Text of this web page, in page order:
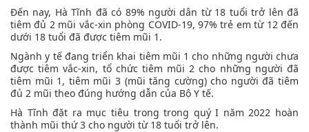
Đến nay, Hà Tĩnh đã có 89% người dân từ 18 tuổi trở lên đã
tiêm đủ 2 mũi vắc-xin phòng COVID-19, 97% trẻ em từ 12 đến
dưới 18 tuổi đã được tiêm mũi 1.
Ngành y tế đang triển khai tiêm mũi 1 cho những người chưa
được tiêm vắc-xin, tổ chức tiêm mũi 2 cho những người đã
tiêm mũi 1, tiêm mũi 3 (mũi tăng cường) cho người đã tiêm
đủ 2 mũi theo đúng hướng dẫn của Bộ Y tế.
Hà Tĩnh đặt ra mục tiêu trong trong quý I năm 2022 hoàn
thành mũi thứ 3 cho người từ 18 tuổi trở lên.